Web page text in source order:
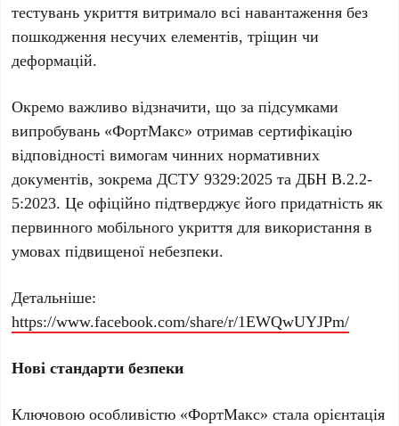
тестувань укриття витримало всі навантаження без
пошкодження несучих елементів, тріщин чи
деформацій.
Окремо важливо відзначити, що за підсумками
випробувань «ФортМакс» отримав сертифікацію
відповідності вимогам чинних нормативних
документів, зокрема ДСТУ 9329:2025 та ДБН В.2.2-
5:2023. Це офіційно підтверджує його придатність як
первинного мобільного укриття для використання в
умовах підвищеної небезпеки.
Детальніше:
https://www.facebook.com/share/r/1EWQwUYJPm/
Нові стандарти безпеки
Ключовою особливістю «ФортМакс» стала орієнтація